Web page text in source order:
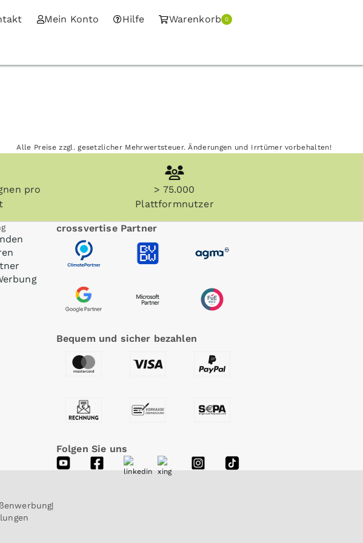
Mein Konto Hilfe Warenkorb 0
Alle Preise zzgl. gesetzlicher Mehrwertsteuer. Änderungen und Irrtümer vorbehalten!
pro
> 75.000
Plattformnutzer
crossvertise Partner
Bequem und sicher bezahlen
Folgen Sie uns